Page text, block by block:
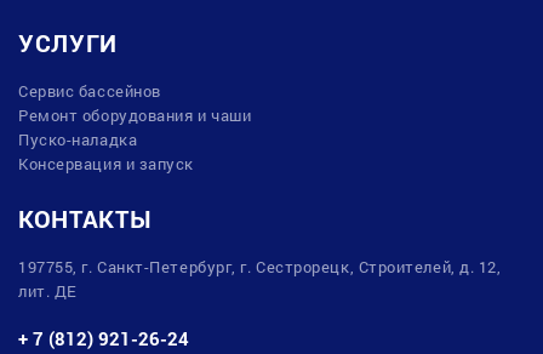
УСЛУГИ
Сервис бассейнов
Ремонт оборудования и чаши
Пуско-наладка
Консервация и запуск
КОНТАКТЫ
197755, г. Санкт-Петербург, г. Сестрорецк, Строителей, д. 12,
лит. ДЕ
+ 7 (812) 921-26-24